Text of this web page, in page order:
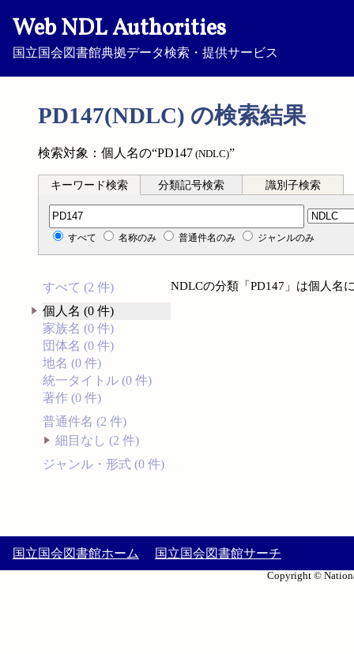
Web NDL Authorities
国立国会図書館典拠データ検索・提供サービス
PD147(NDLC) の検索結果
検索対象：個人名の“PD147 (NDLC)”
キーワード検索 分類記号検索 識別子検索
分類記号検索
すべて 名称のみ 普通件名のみ ジャンルのみ
すべて (2 件)
個人名 (0 件)
家族名 (0 件)
団体名 (0 件)
地名 (0 件)
統一タイトル (0 件)
著作 (0 件)
普通件名 (2 件)
細目なし (2 件)
ジャンル・形式 (0 件)
NDLCの分類「PD147」は個人名
国立国会図書館ホーム 国立国会図書館サーチ
Copyright ©